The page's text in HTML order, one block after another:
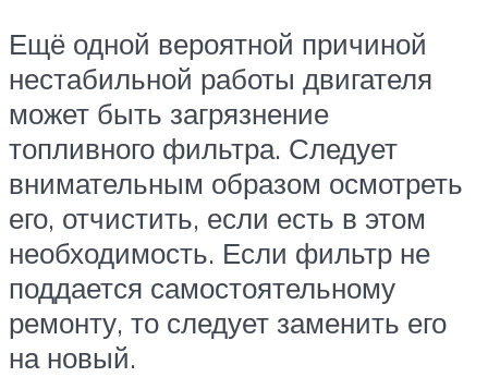
Ещё одной вероятной причиной
нестабильной работы двигателя
может быть загрязнение
топливного фильтра. Следует
внимательным образом осмотреть
его, отчистить, если есть в этом
необходимость. Если фильтр не
поддается самостоятельному
ремонту, то следует заменить его
на новый.